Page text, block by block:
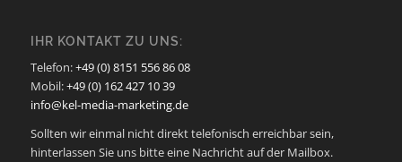
IHR KONTAKT ZU UNS:
Telefon:+49 (0) 8151 556 86 08
Mobil:+49 (0) 162 427 10 39
info@kel-media-marketing.de
Sollten wir einmal nicht direkt telefonisch erreichbar sein,
hinterlassen Sie uns bitte eine Nachricht auf der Mailbox.